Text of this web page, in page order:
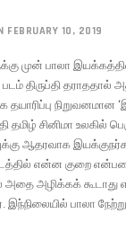
FEBRUARY 10, 2019
முன் பாலா
படம் திருப்தி
தயாரிப்பு
தமிழ் சினிமா உலகில்
ஆதரவாக
படத்தில் என்ன குறை
அதை அழிக்கக் கூடாது
இந்நிலையில் பாலா